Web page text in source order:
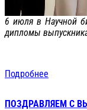
6 июля в Научной
дипломы
Подробнее
ПОЗДРАВЛЯЕМ С